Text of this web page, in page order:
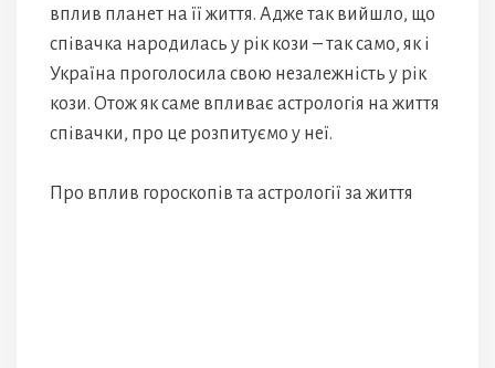
вплив планет на її життя. Адже так вийшло, що
співачка народилась у рік кози – так само, як і
Україна проголосила свою незалежність у рік
кози. Отож як саме впливає астрологія на життя
співачки, про це розпитуємо у неї.
Про вплив гороскопів та астрології за життя